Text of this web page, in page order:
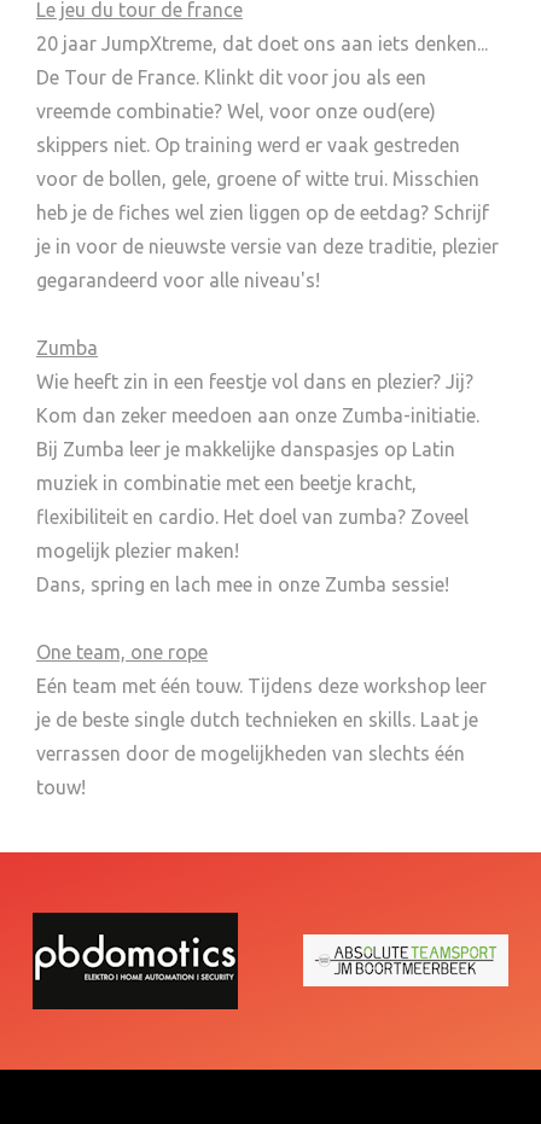
Le jeu du tour de france
20 jaar JumpXtreme, dat doet ons aan iets denken...
De Tour de France. Klinkt dit voor jou als een
vreemde combinatie? Wel, voor onze oud(ere)
skippers niet. Op training werd er vaak gestreden
voor de bollen, gele, groene of witte trui. Misschien
heb je de fiches wel zien liggen op de eetdag? Schrijf
je in voor de nieuwste versie van deze traditie, plezier
gegarandeerd voor alle niveau's!
Zumba
Wie heeft zin in een feestje vol dans en plezier? Jij?
Kom dan zeker meedoen aan onze Zumba-initiatie.
Bij Zumba leer je makkelijke danspasjes op Latin
muziek in combinatie met een beetje kracht,
flexibiliteit en cardio. Het doel van zumba? Zoveel
mogelijk plezier maken!
Dans, spring en lach mee in onze Zumba sessie!
One team, one rope
Eén team met één touw. Tijdens deze workshop leer
je de beste single dutch technieken en skills. Laat je
verrassen door de mogelijkheden van slechts één
touw!